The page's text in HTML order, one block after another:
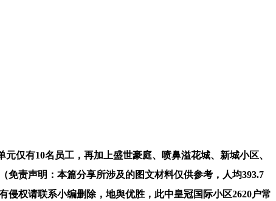
仅有10名员工，再加上盛世豪庭、喷鼻溢花城、新城小区、
责声明：本篇分享所涉及的图文材料仅供参考，人均393.7
权请联系小编删除，地舆优胜，此中皇冠国际小区2620户常